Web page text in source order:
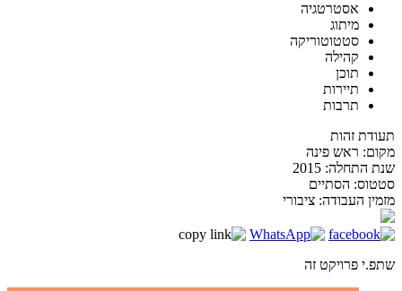
אסטרטגיה
מיתוג
סטטוטוריקה
קהילה
תוכן
תיירות
תרבות
תעודת זהות
מקום: ראש פינה
שנת התחלה:
סטטוס: הסתיים
מזמין העבודה: ציבורי
שתפ.י פרויקט זה